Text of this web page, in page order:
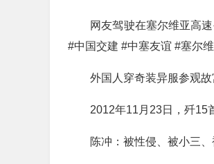
网友驾驶在塞尔维亚高速
#中国交建 #中塞友谊 #塞尔
外国人穿奇装异服参观故
2012年11月23日，歼15首
陈冲：被性侵、被小三、